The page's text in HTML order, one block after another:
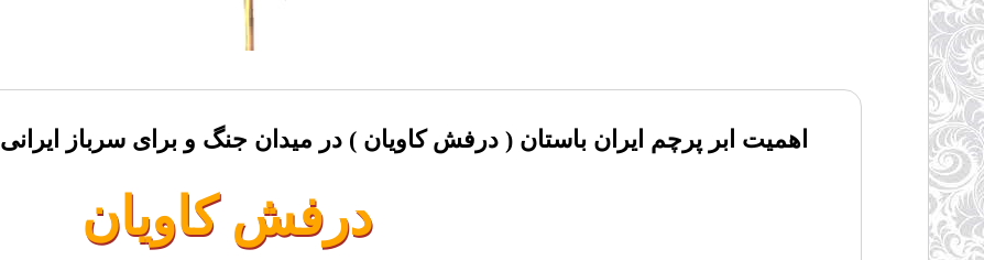
اهمیت ابر پرچم ایران باستان ( درفش کاویان ) در میدان جنگ و برای سرباز ایرانی
درفش کاویان